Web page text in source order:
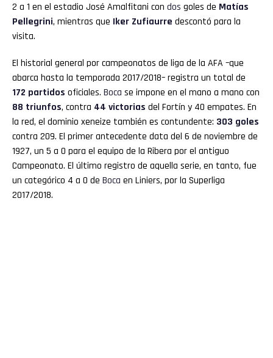
2 a 1 en el estadio José Amalfitani con dos goles de Matías
Pellegrini, mientras que Iker Zufiaurre descontó para la
visita.
El historial general por campeonatos de liga de la AFA –que
abarca hasta la temporada 2017/2018– registra un total de
172 partidos oficiales. Boca se impone en el mano a mano con
88 triunfos, contra 44 victorias del Fortín y 40 empates. En
la red, el dominio xeneize también es contundente: 303 goles
contra 209. El primer antecedente data del 6 de noviembre de
1927, un 5 a 0 para el equipo de la Ribera por el antiguo
Campeonato. El último registro de aquella serie, en tanto, fue
un categórico 4 a 0 de Boca en Liniers, por la Superliga
2017/2018.